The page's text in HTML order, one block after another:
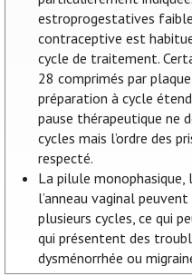
estroprogestatives
contraceptive est
cycle de traitement.
28 comprimés par
préparation à cycle
pause thérapeutique ne
cycles mais l’ordre des
respecté.
La pilule
l’anneau vaginal
plusieurs cycles, ce qui
qui présentent des
dysménorrhée ou